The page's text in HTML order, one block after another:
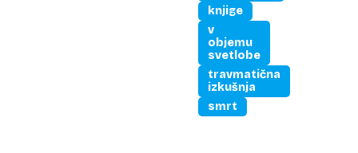
knjige
v
objemu
svetlobe
travmatična
izkušnja
smrt